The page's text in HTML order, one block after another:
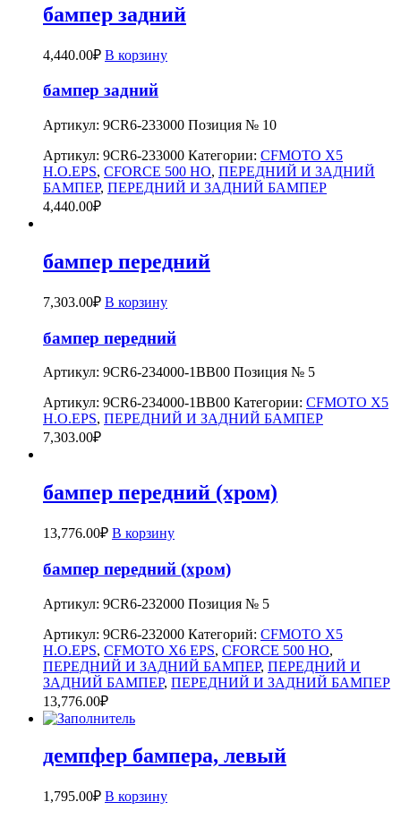
бампер задний
4,440.00₽ В корзину
бампер задний
Артикул: 9CR6-233000 Позиция № 10
Артикул: 9CR6-233000 Категории: CFMOTO X5
H.O.EPS, CFORCE 500 HO, ПЕРЕДНИЙ И ЗАДНИЙ
БАМПЕР, ПЕРЕДНИЙ И ЗАДНИЙ БАМПЕР
4,440.00₽
бампер передний
7,303.00₽ В корзину
бампер передний
Артикул: 9CR6-234000-1BB00 Позиция № 5
Артикул: 9CR6-234000-1BB00 Категории: CFMOTO X5
H.O.EPS, ПЕРЕДНИЙ И ЗАДНИЙ БАМПЕР
7,303.00₽
бампер передний (хром)
13,776.00₽ В корзину
бампер передний (хром)
Артикул: 9CR6-232000 Позиция № 5
Артикул: 9CR6-232000 Категорий: CFMOTO X5
H.O.EPS, CFMOTO X6 EPS, CFORCE 500 HO,
ПЕРЕДНИЙ И ЗАДНИЙ БАМПЕР, ПЕРЕДНИЙ И
ЗАДНИЙ БАМПЕР, ПЕРЕДНИЙ И ЗАДНИЙ БАМПЕР
13,776.00₽
демпфер бампера, левый
1,795.00₽ В корзину